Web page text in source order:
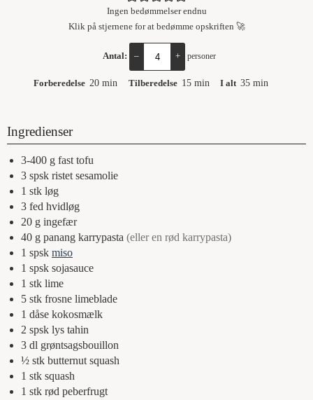
Ingen bedømmelser endnu
Klik på stjernene for at bedømme opskriften 🚀
Antal: – + personer
Forberedelse 20 min Tilberedelse 15 min I alt 35 min
Ingredienser
3-400 g fast tofu
3 spsk ristet sesamolie
1 stk løg
3 fed hvidløg
20 g ingefær
40 g panang karrypasta (eller en rød karrypasta)
1 spsk miso
1 spsk sojasauce
1 stk lime
5 stk frosne limeblade
1 dåse kokosmælk
2 spsk lys tahin
3 dl grøntsagsbouillon
½ stk butternut squash
1 stk squash
1 stk rød peberfrugt